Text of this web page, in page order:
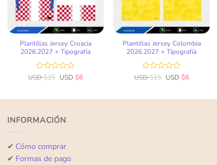
Plantillas Jersey Croacia
2026.2027 + Tipografía
Valorado
de
USD$15 USD $6
Plantillas Jersey Colombia
2026.2027 + Tipografía
Valorado
de
USD$15 USD $6
INFORMACIÓN
✔ Cómo comprar
✔ Formas de pago